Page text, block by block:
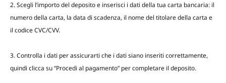
2. Scegli l’importo del deposito e inserisci i dati della tua carta bancaria: il
numero della carta, la data di scadenza, il nome del titolare della carta e
il codice CVC/CVV.
3. Controlla i dati per assicurarti che i dati siano inseriti correttamente,
quindi clicca su “Procedi al pagamento” per completare il deposito.